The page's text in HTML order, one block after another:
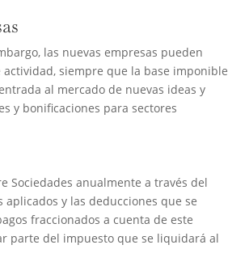
las nuevas empresas pueden
siempre que la base imponible
al mercado de nuevas ideas y
y bonificaciones para sectores
Sociedades anualmente a través del
y las deducciones que se
fraccionados a cuenta de este
parte del impuesto que se liquidará al